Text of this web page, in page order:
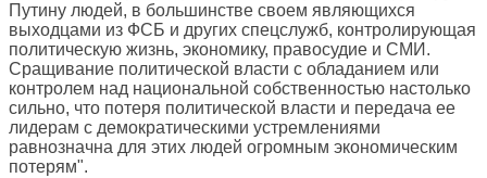
Путину людей, в большинстве своем являющихся
выходцами из ФСБ и других спецслужб, контролирующая
политическую жизнь, экономику, правосудие и СМИ.
Сращивание политической власти с обладанием или
контролем над национальной собственностью настолько
сильно, что потеря политической власти и передача ее
лидерам с демократическими устремлениями
равнозначна для этих людей огромным экономическим
потерям".